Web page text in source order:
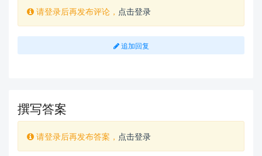
请登录后再发布评论， 点击登录
追加回复
撰写答案
请登录后再发布答案， 点击登录